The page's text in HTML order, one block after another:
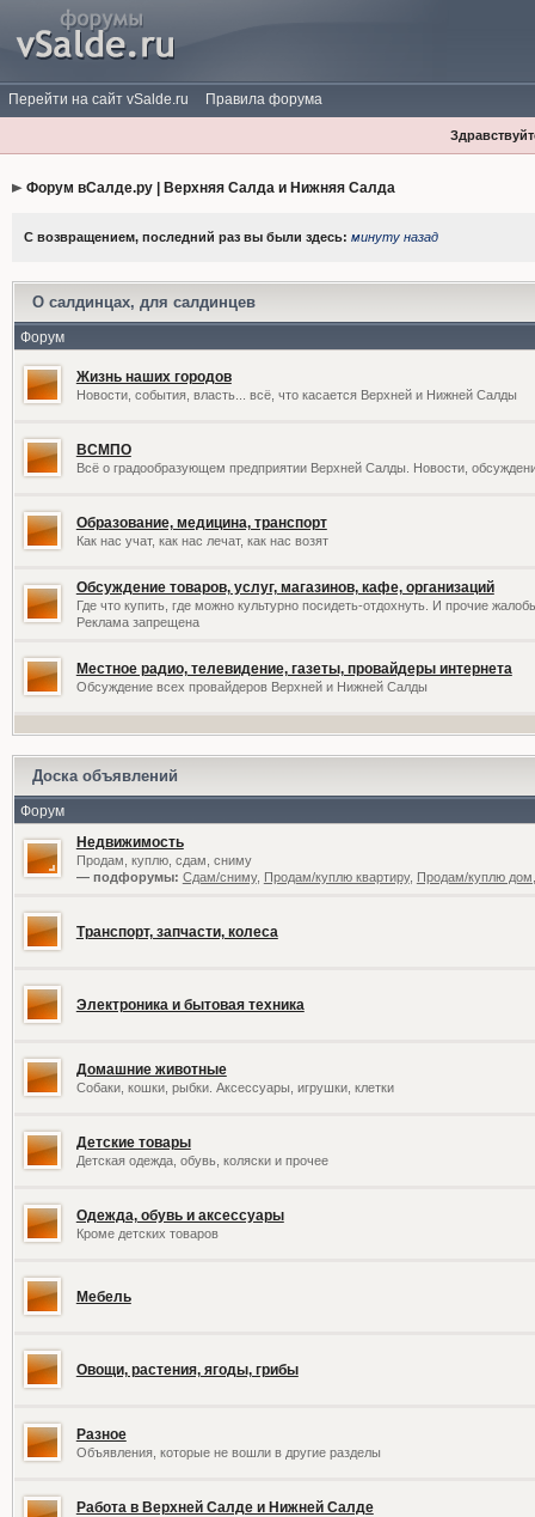
Перейти на сайт vSalde.ru Правила форума
Форум вСалде.ру | Верхняя Салда и Нижняя Салда
С возвращением, последний раз вы были здесь: минуту назад
О салдинцах, для салдинцев
Форум
Жизнь наших городов
Новости, события, власть... всё, что касается Верхней и Нижней Салды
ВСМПО
Всё о градообразующем предприятии Верхней Салды. Новости,
Образование, медицина, транспорт
Как нас учат, как нас лечат, как нас возят
Обсуждение товаров, услуг, магазинов, кафе, организаций
Где что купить, где можно культурно посидеть-отдохнуть. И прочие
Реклама запрещена
Местное радио, телевидение, газеты, провайдеры интернета
Обсуждение всех провайдеров Верхней и Нижней Салды
Доска объявлений
Форум
Недвижимость
Продам, куплю, сдам, сниму
— подфорумы: Сдам/сниму, Продам/куплю квартиру, Продам/куплю
Транспорт, запчасти, колеса
Электроника и бытовая техника
Домашние животные
Собаки, кошки, рыбки. Аксессуары, игрушки, клетки
Детские товары
Детская одежда, обувь, коляски и прочее
Одежда, обувь и аксессуары
Кроме детских товаров
Мебель
Овощи, растения, ягоды, грибы
Разное
Объявления, которые не вошли в другие разделы
Работа в Верхней Салде и Нижней Салде